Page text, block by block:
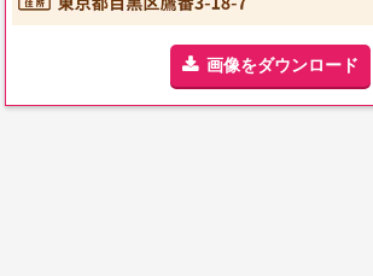
画像をダウンロード